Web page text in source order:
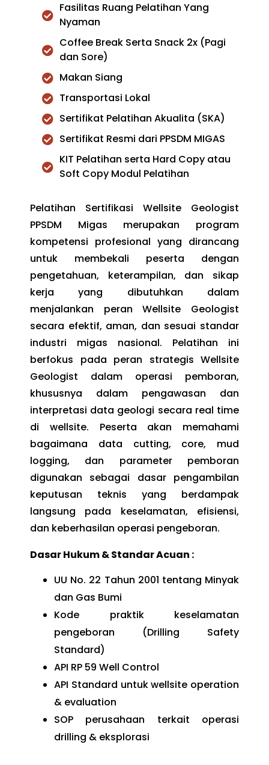
Fasilitas Ruang Pelatihan Yang
Nyaman
Coffee Break Serta Snack 2x (Pagi
dan Sore)
Makan Siang
Transportasi Lokal
Sertifikat Pelatihan Akualita (SKA)
Sertifikat Resmi dari PPSDM MIGAS
KIT Pelatihan serta Hard Copy atau
Soft Copy Modul Pelatihan
Pelatihan Sertifikasi Wellsite Geologist
PPSDM Migas merupakan program
kompetensi profesional yang dirancang
untuk membekali peserta dengan
pengetahuan, keterampilan, dan sikap
kerja yang dibutuhkan dalam
menjalankan peran Wellsite Geologist
secara efektif, aman, dan sesuai standar
industri migas nasional. Pelatihan ini
berfokus pada peran strategis Wellsite
Geologist dalam operasi pemboran,
khususnya dalam pengawasan dan
interpretasi data geologi secara real time
di wellsite. Peserta akan memahami
bagaimana data cutting, core, mud
logging, dan parameter pemboran
digunakan sebagai dasar pengambilan
keputusan teknis yang berdampak
langsung pada keselamatan, efisiensi,
dan keberhasilan operasi pengeboran.
Dasar Hukum & Standar Acuan :
UU No. 22 Tahun 2001 tentang Minyak
dan Gas Bumi
Kode praktik keselamatan
pengeboran (Drilling Safety
Standard)
API RP 59 Well Control
API Standard untuk wellsite operation
& evaluation
SOP perusahaan terkait operasi
drilling & eksplorasi